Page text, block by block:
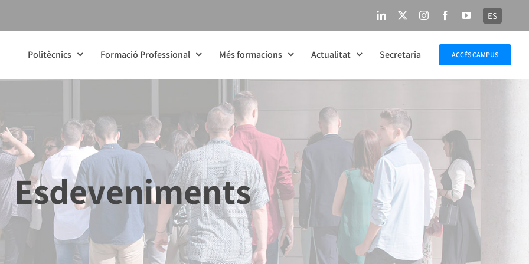
LinkedIn InstagramFacebookYouTube
ES
Politècnics Formació Professional Més formacions Actualitat Secretaria ACCÉS CAMPUS
Esdeveniments